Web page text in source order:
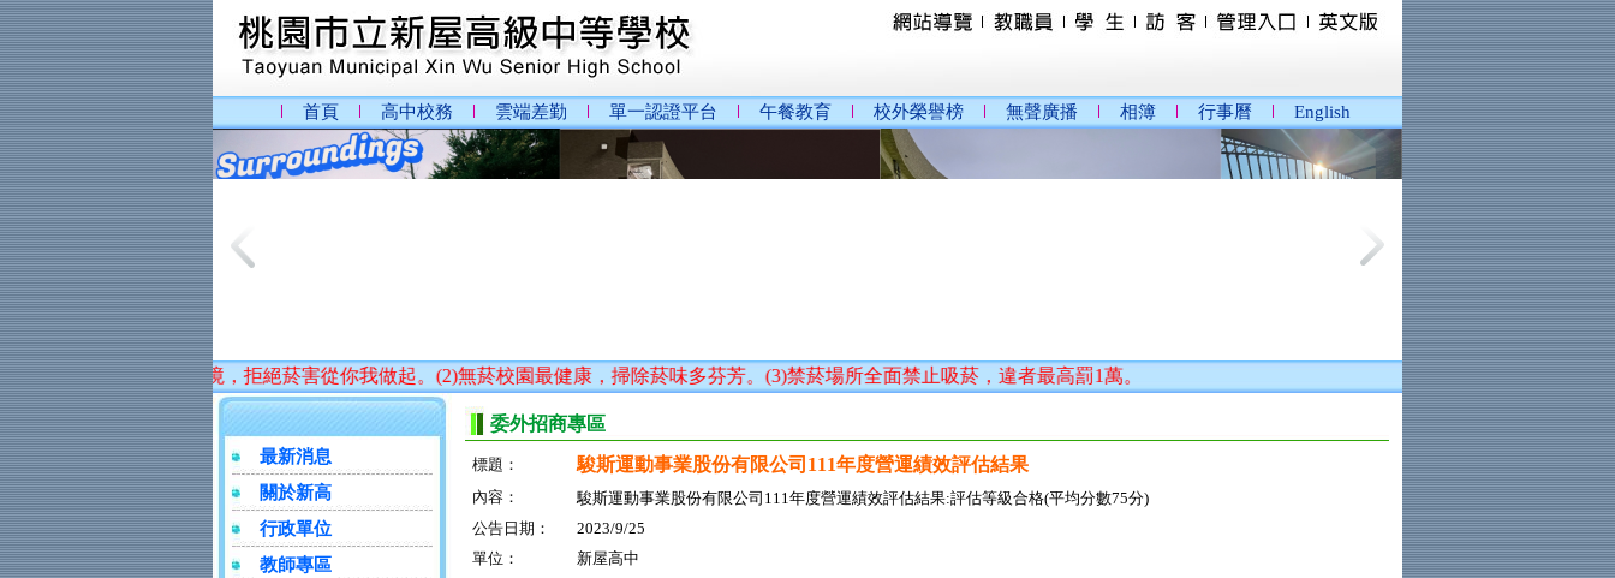
首頁 高中校務 雲端差勤 單一認證平台 午餐教育 校外榮譽榜 無聲廣播 相簿 行事曆 English
護校園無菸環境，拒絕菸害從你我做起。(2)無菸校園最健康，掃除菸味多芬芳。(3)禁菸場所全面禁止吸菸，違者最高罰1萬。
最新消息
關於新高
行政單位
教師專區
委外招商專區
標題： 駿斯運動事業股份有限公司111年度營運績效評估結果
內容：
駿斯運動事業股份有限公司111年度營運績效評估結果:評估等級合格(平均分數75分)
公告日期：
2023/9/25
單位：
新屋高中